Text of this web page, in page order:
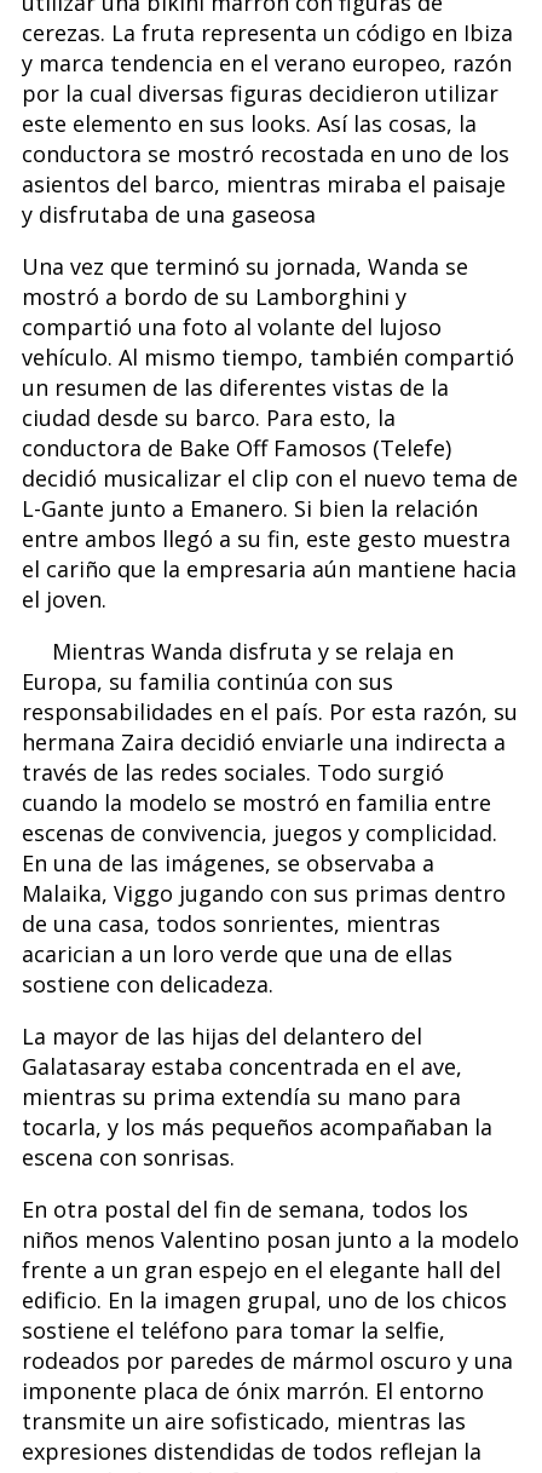
cerezas. La fruta representa un código en Ibiza
y marca tendencia en el verano europeo, razón
por la cual diversas figuras decidieron utilizar
este elemento en sus looks. Así las cosas, la
conductora se mostró recostada en uno de los
asientos del barco, mientras miraba el paisaje
y disfrutaba de una gaseosa
Una vez que terminó su jornada, Wanda se
mostró a bordo de su Lamborghini y
compartió una foto al volante del lujoso
vehículo. Al mismo tiempo, también compartió
un resumen de las diferentes vistas de la
ciudad desde su barco. Para esto, la
conductora de Bake Off Famosos (Telefe)
decidió musicalizar el clip con el nuevo tema de
L-Gante junto a Emanero. Si bien la relación
entre ambos llegó a su fin, este gesto muestra
el cariño que la empresaria aún mantiene hacia
el joven.
Mientras Wanda disfruta y se relaja en
Europa, su familia continúa con sus
responsabilidades en el país. Por esta razón, su
hermana Zaira decidió enviarle una indirecta a
través de las redes sociales. Todo surgió
cuando la modelo se mostró en familia entre
escenas de convivencia, juegos y complicidad.
En una de las imágenes, se observaba a
Malaika, Viggo jugando con sus primas dentro
de una casa, todos sonrientes, mientras
acarician a un loro verde que una de ellas
sostiene con delicadeza.
La mayor de las hijas del delantero del
Galatasaray estaba concentrada en el ave,
mientras su prima extendía su mano para
tocarla, y los más pequeños acompañaban la
escena con sonrisas.
En otra postal del fin de semana, todos los
niños menos Valentino posan junto a la modelo
frente a un gran espejo en el elegante hall del
edificio. En la imagen grupal, uno de los chicos
sostiene el teléfono para tomar la selfie,
rodeados por paredes de mármol oscuro y una
imponente placa de ónix marrón. El entorno
transmite un aire sofisticado, mientras las
expresiones distendidas de todos reflejan la